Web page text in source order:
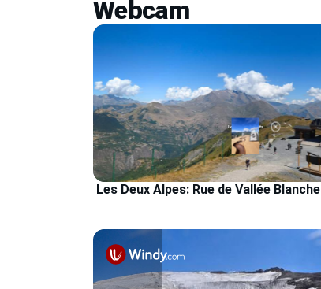
Webcam
Les Deux Alpes: Rue de Vallée Blanche